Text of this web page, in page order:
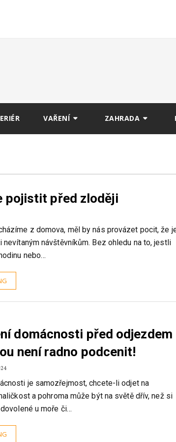
VAŘENÍ ZAHRADA
pojistit před zloději
z domova, měl by nás provázet pocit, že
návštěvníkům. Bez ohledu na to, jestli
nebo…
domácnosti před odjezdem
není radno podcenit!
je samozřejmost, chcete-li odjet na
a pohroma může být na světě dřív, než si
u moře či…